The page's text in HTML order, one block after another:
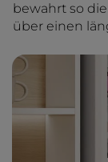
bewahrt so
über einen